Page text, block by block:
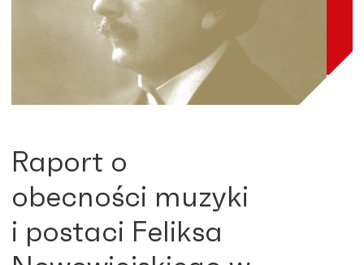
Raport o
obecności muzyki
i postaci Feliksa